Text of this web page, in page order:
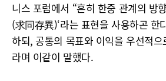
니스 포럼에서 “흔히 한중 관계의 방
(求同存異)‘라는 표현을 사용하곤 한
하되, 공통의 목표와 이익을 우선적
라며 이같이 말했다.